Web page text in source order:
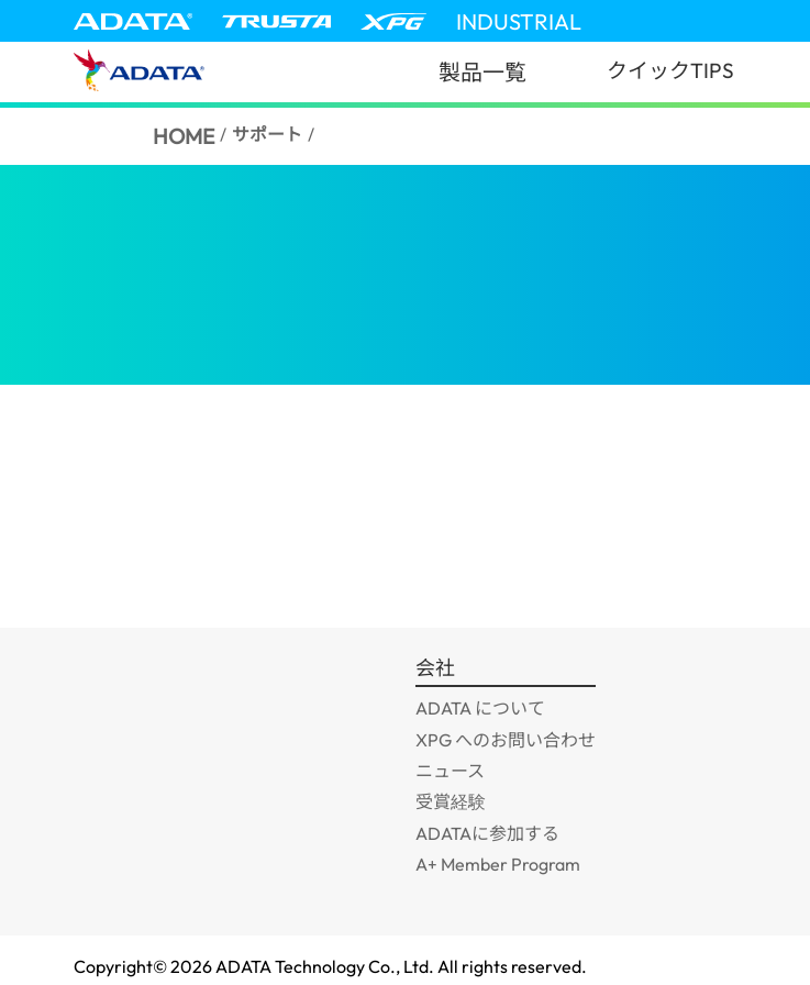
INDUSTRIAL
製品一覧 クイックTIPS
HOME / サポート /
会社
ADATA について
XPG へのお問い合わせ
ニュース
受賞経験
ADATAに参加する
A+ Member Program
Copyright©2026 ADATA Technology Co., Ltd. All rights reserved.